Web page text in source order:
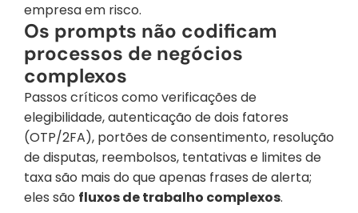
empresa em risco.
Os prompts não codificam
processos de negócios
complexos
Passos críticos como verificações de
elegibilidade, autenticação de dois fatores
(OTP/2FA), portões de consentimento, resolução
de disputas, reembolsos, tentativas e limites de
taxa são mais do que apenas frases de alerta;
eles são fluxos de trabalho complexos.